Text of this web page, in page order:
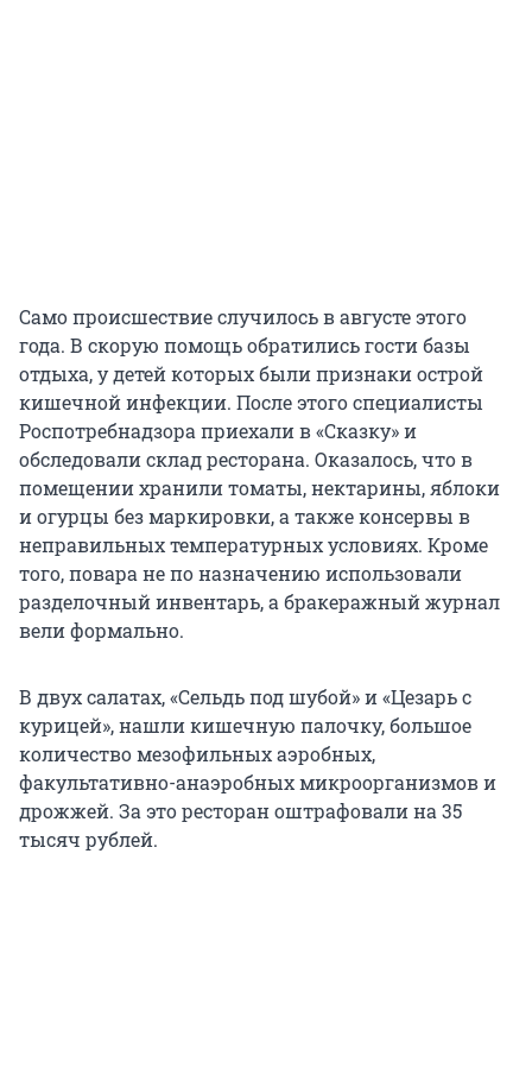
Само происшествие случилось в августе этого
года. В скорую помощь обратились гости базы
отдыха, у детей которых были признаки острой
кишечной инфекции. После этого специалисты
Роспотребнадзора приехали в «Сказку» и
обследовали склад ресторана. Оказалось, что в
помещении хранили томаты, нектарины, яблоки
и огурцы без маркировки, а также консервы в
неправильных температурных условиях. Кроме
того, повара не по назначению использовали
разделочный инвентарь, а бракеражный журнал
вели формально.
В двух салатах, «Сельдь под шубой» и «Цезарь с
курицей», нашли кишечную палочку, большое
количество мезофильных аэробных,
факультативно-анаэробных микроорганизмов и
дрожжей. За это ресторан оштрафовали на 35
тысяч рублей.